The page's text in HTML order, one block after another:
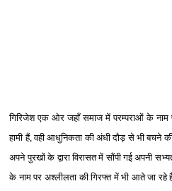
गिरिजेशएक ओर जहाँसमाज में परम्‍पराओं के
हामी हैं, वही आधुनिकता की अंधी दौड़ से भी बचने
अपने पुरखों के द्वारा विरासत में सौंपी गई अपनी
के नाम पर अश्लीलता कीगिरफ्त में भी आते जा रहे